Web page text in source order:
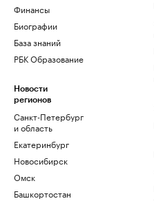
Финансы
Биографии
База знаний
РБК Образование
Новости
регионов
Санкт-Петербург
и область
Екатеринбург
Новосибирск
Омск
Башкортостан